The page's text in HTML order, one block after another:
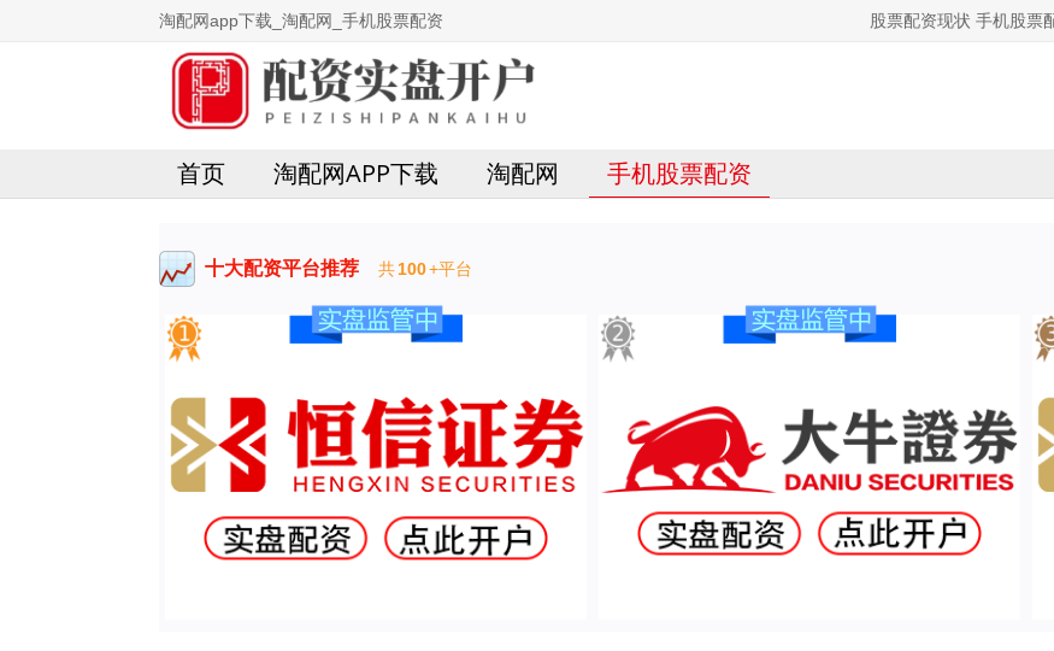
淘配网app下载_淘配网_手机股票配资 股票配资现状 手机股票
首页 淘配网APP下载 淘配网 手机股票配资
十大配资平台推荐 共100+平台